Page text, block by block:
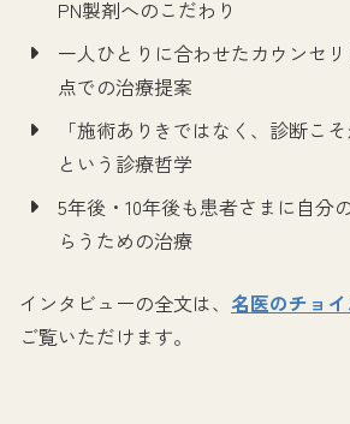
PN製剤へのこだわり
一人ひとりに合わせたカウンセ
点での治療提案
「施術ありきではなく、診断こ
という診療哲学
5年後・10年後も患者さまに自分
らうための治療
インタビューの全文は、 名医のチョ
ご覧いただけます。